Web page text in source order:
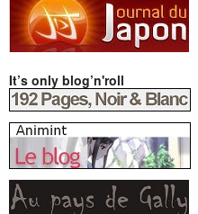
It’s only blog’n'roll